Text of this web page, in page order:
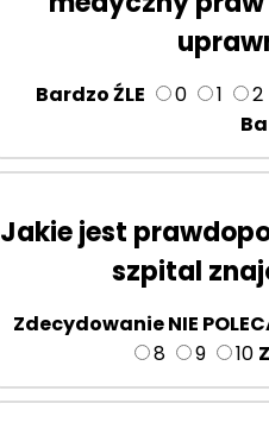
Bardzo ŹLE 0 1
2
Jakie jest
szpital
Zdecydowanie NIE
8
9 10